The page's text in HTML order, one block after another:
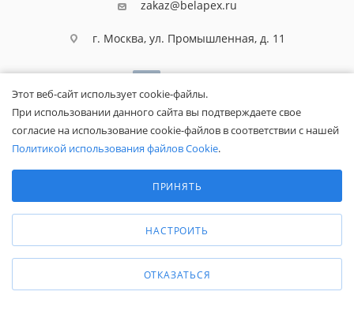
zakaz@belapex.ru
г. Москва, ул. Промышленная, д. 11
Общество с ограниченной ответственностью «Белапекс», ИНН
9724044802
Обращаем ваше внимание, что вся представленная на сайте
информация носит исключительно информационный характер и не
является публичной офертой.
Вы принимаете условияполитики
Этот веб-сайт использует cookie-файлы.
При использовании данного сайта вы подтверждаете свое
согласие на использование cookie-файлов в соответствии с нашей
Политикой использования файлов Cookie.
Аналитические/Функциональные
ПРИНЯТЬ
НАСТРОИТЬ
ОТКАЗАТЬСЯ